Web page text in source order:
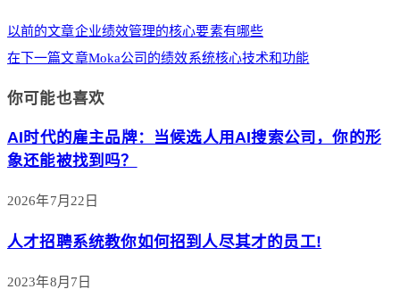
以前的文章企业绩效管理的核心要素有哪些
在下一篇文章Moka公司的绩效系统核心技术和功能
你可能也喜欢
AI时代的雇主品牌：当候选人用AI搜索公司，你的形
象还能被找到吗？
2026年7月22日
人才招聘系统教你如何招到人尽其才的员工!
2023年8月7日